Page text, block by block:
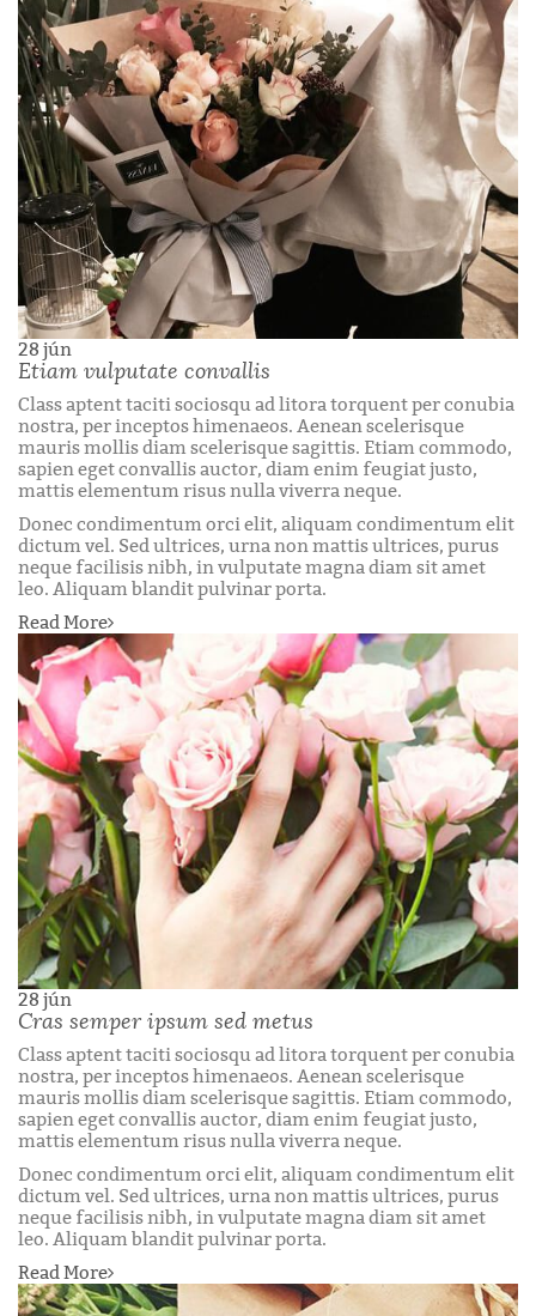
28 jún
Etiam vulputate convallis
Class aptent taciti sociosqu ad litora torquent per conubia
nostra, per inceptos himenaeos. Aenean scelerisque
mauris mollis diam scelerisque sagittis. Etiam commodo,
sapien eget convallis auctor, diam enim feugiat justo,
mattis elementum risus nulla viverra neque.
Donec condimentum orci elit, aliquam condimentum elit
dictum vel. Sed ultrices, urna non mattis ultrices, purus
neque facilisis nibh, in vulputate magna diam sit amet
leo. Aliquam blandit pulvinar porta.
Read More
28 jún
Cras semper ipsum sed metus
Class aptent taciti sociosqu ad litora torquent per conubia
nostra, per inceptos himenaeos. Aenean scelerisque
mauris mollis diam scelerisque sagittis. Etiam commodo,
sapien eget convallis auctor, diam enim feugiat justo,
mattis elementum risus nulla viverra neque.
Donec condimentum orci elit, aliquam condimentum elit
dictum vel. Sed ultrices, urna non mattis ultrices, purus
neque facilisis nibh, in vulputate magna diam sit amet
leo. Aliquam blandit pulvinar porta.
Read More